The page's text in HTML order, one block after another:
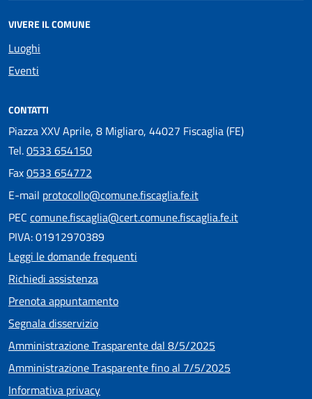
VIVERE IL COMUNE
Luoghi
Eventi
CONTATTI
Piazza XXV Aprile, 8 Migliaro, 44027 Fiscaglia (FE)
Tel.0533 654150
Fax0533 654772
E-mail protocollo@comune.fiscaglia.fe.it
PEC comune.fiscaglia@cert.comune.fiscaglia.fe.it
PIVA: 01912970389
Leggi le domande frequenti
Richiedi assistenza
Prenota appuntamento
Segnala disservizio
Amministrazione Trasparente dal 8/5/2025
Amministrazione Trasparente fino al 7/5/2025
Informativa privacy